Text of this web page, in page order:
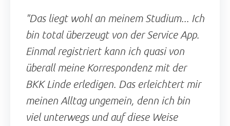
"Das liegt wohl an meinem Studium... Ich
bin total überzeugt von der Service App.
Einmal registriert kann ich quasi von
überall meine Korrespondenz mit der
BKK Linde erledigen. Das erleichtert mir
meinen Alltag ungemein, denn ich bin
viel unterwegs und auf diese Weise